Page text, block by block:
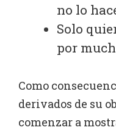
no lo
Solo
por
Como
derivados de su
comenzar a